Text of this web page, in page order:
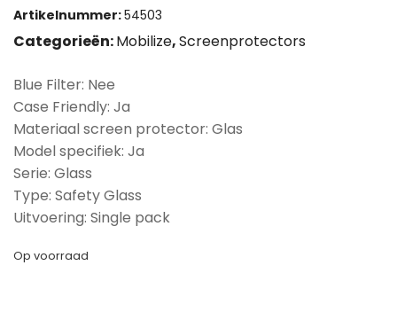
Artikelnummer:54503
Categorieën:Mobilize,Screenprotectors
Blue Filter: Nee
Case Friendly: Ja
Materiaal screen protector: Glas
Model specifiek: Ja
Serie: Glass
Type: Safety Glass
Uitvoering: Single pack
Op voorraad